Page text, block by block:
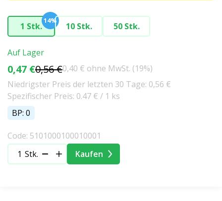
1 Stk.
14%
10 Stk. 50 Stk.
Auf Lager
0,47 €0,56 €0,40 € ohne MwSt. (19%)
Niedrigster Preis der letzten 30 Tage: 0,56 €
Spezifischer Preis: 0.47 € / 1 ks
BP: 0
Code: 5101000100010001
Stk.
Kaufen